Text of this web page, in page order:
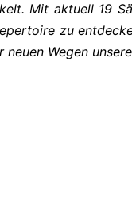
Mit aktuell 19
zu
neuen Wegen